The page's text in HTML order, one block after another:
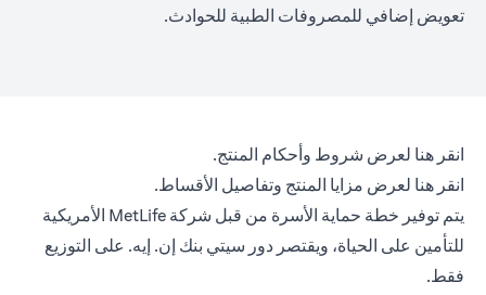
تعويض إضافي للمصروفات الطبية للحوادث.
انقر هنا (opens in a new tab)لعرض شروط وأحكام المنتج.
انقر هنا لعرض مزايا المنتج وتفاصيل الأقساط.
يتم توفير خطة حماية الأسرة من قبل شركة MetLife الأمريكية
للتأمين على الحياة، ويقتصر دور سيتي بنك إن. إيه. على التوزيع
فقط.